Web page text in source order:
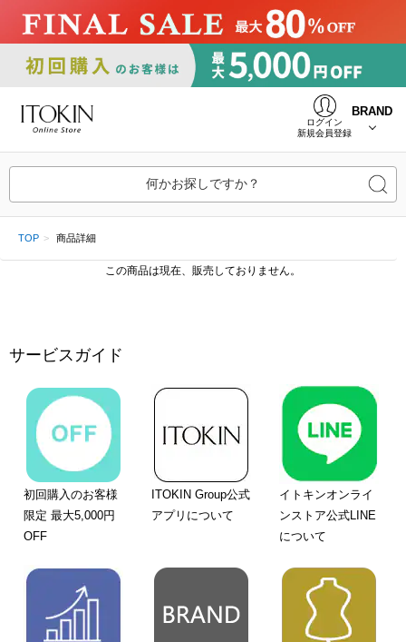
ログイン
新規会員登録
BRAND
何かお探しですか？
TOP 商品詳細
この商品は現在、販売しておりません。
サービスガイド
初回購入のお客様
限定 最大5,000円
OFF
ITOKIN Group公式
アプリについて
イトキンオンライ
ンストア公式LINE
について